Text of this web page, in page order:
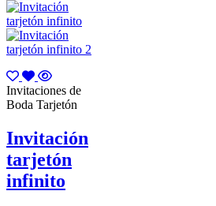
Invitaciones de
Boda Tarjetón
Invitación
tarjetón
infinito